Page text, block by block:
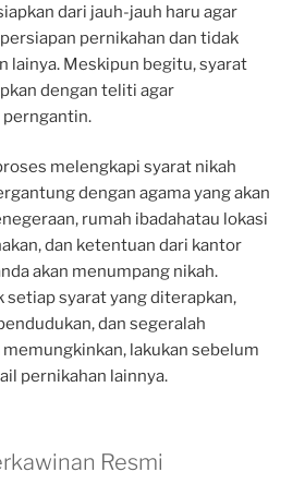
dari jauh-jauh haru agar
pernikahan dan tidak
lainya. Meskipun begitu, syarat
dengan teliti agar
perngantin.
melengkapi syarat nikah
dengan agama yang akan
rumah ibadahatau lokasi
dan ketentuan dari kantor
akan menumpang nikah.
setiap syarat yang diterapkan,
dan segeralah
lakukan sebelum
pernikahan lainnya.
Resmi